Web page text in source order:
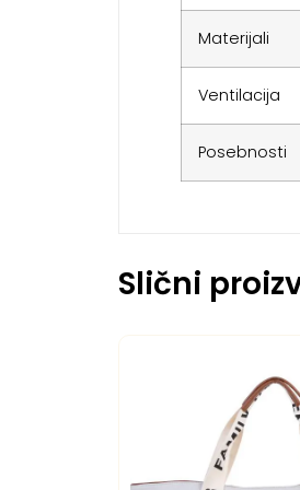
Materijali
Ventilacija
Posebnosti
Slični